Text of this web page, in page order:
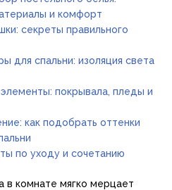
и комфорт
секреты правильного
для спальни: изоляция света
покрывала, пледы и
как подобрать оттенки
по уходу и сочетанию
в комнате мягко мерцает